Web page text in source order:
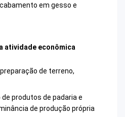
em gesso e
atividade econômica
de terreno,
produtos de padaria e
de produção própria